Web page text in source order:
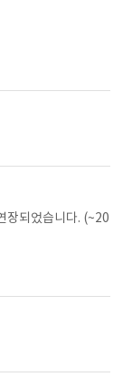
장되었습니다. (~20